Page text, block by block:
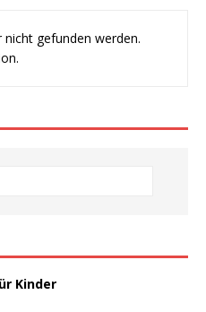
gefunden werden.
Kinder